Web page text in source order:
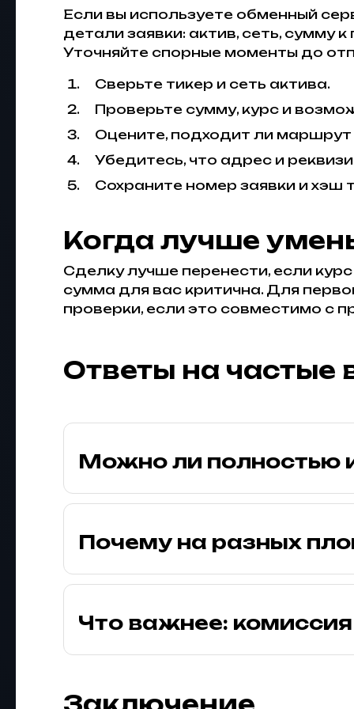
Если вы используете обменный
детали заявки: актив, сеть, сумму
Уточняйте спорные моменты до
Сверьте тикер и сеть актива.
Проверьте сумму, курс и
Оцените, подходит ли
Убедитесь, что адрес и
Сохраните номер заявки и хэш
Когда лучше
Сделку лучше перенести, если
сумма для вас критична. Для
проверки, если это совместимо с
Ответы на частые
Можно ли полностью
Почему на разных
Что важнее: